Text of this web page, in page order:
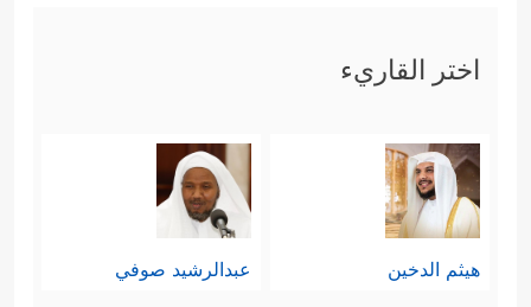
اختر القاريء
هيثم الدخين عبدالرشيد صوفي